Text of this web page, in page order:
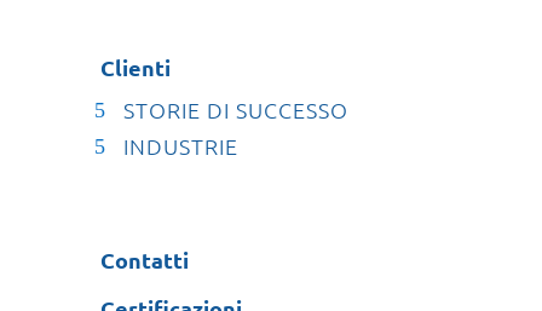
Clienti
STORIE DI SUCCESSO
INDUSTRIE
Contatti